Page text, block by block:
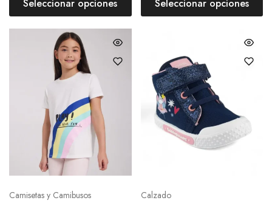
Seleccionar opciones Seleccionar opciones
Camisetas y Camibusos Calzado